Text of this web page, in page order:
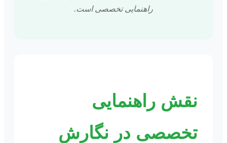
راهنمایی تخصصی است.
نقش راهنمایی
تخصصی در نگارش